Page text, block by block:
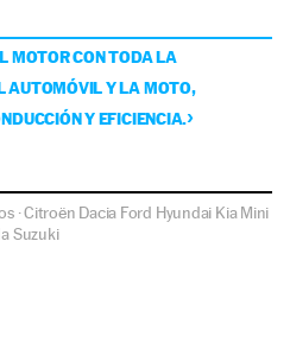
MOTOR CON TODA LA
AUTOMÓVIL Y LA MOTO,
Y EFICIENCIA.
·Citroën Dacia Ford Hyundai Kia Mini
Suzuki